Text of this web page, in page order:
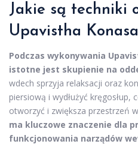
Jakie są techniki
Upavistha
Podczas wykonywania
istotne jest skupienie na
wdech sprzyja relaksacji oraz
piersiową i wydłużyć kręgosłup,
otworzyć i zwiększa przestrzeń
ma kluczowe znaczenie dla
funkcjonowania narządów